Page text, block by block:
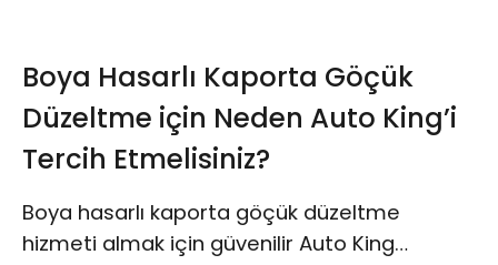
Boya Hasarlı Kaporta Göçük
Düzeltme için Neden Auto King’i
Tercih Etmelisiniz?
Boya hasarlı kaporta göçük düzeltme
hizmeti almak için güvenilir Auto King